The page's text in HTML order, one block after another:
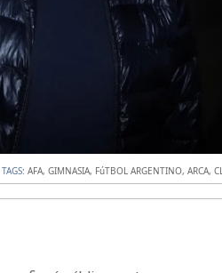
TAGS:AFA,GIMNASIA, FúTBOL ARGENTINO,ARCA,